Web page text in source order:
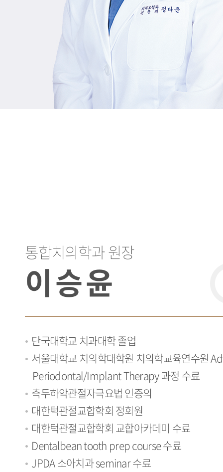
통합치의학과 원장
이승윤
단국대학교 치과대학 졸업
서울대학교 치의학대학원 치의학교육연수원
Periodontal/Implant Therapy 과정 수료
측두하악관절자극요법 인증의
대한턱관절교합학회 정회원
대한턱관절교합학회 교합아카데미 수료
Dentalbean tooth prep course 수료
JPDA 소아치과 seminar 수료